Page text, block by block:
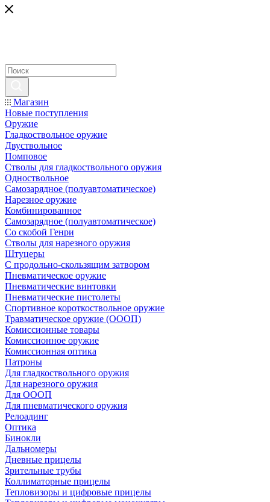
Магазин
Новые поступления
Оружие
Гладкоствольное оружие
Двуствольное
Помповое
Стволы для гладкоствольного оружия
Одноствольное
Самозарядное (полуавтоматическое)
Нарезное оружие
Комбинированное
Самозарядное (полуавтоматическое)
Со скобой Генри
Стволы для нарезного оружия
Штуцеры
С продольно-скользящим затвором
Пневматическое оружие
Пневматические винтовки
Пневматические пистолеты
Спортивное короткоствольное оружие
Травматическое оружие (ОООП)
Комиссионные товары
Комиссионное оружие
Комиссионная оптика
Патроны
Для гладкоствольного оружия
Для нарезного оружия
Для ОООП
Для пневматического оружия
Релоадинг
Оптика
Бинокли
Дальномеры
Дневные прицелы
Зрительные трубы
Коллиматорные прицелы
Тепловизоры и цифровые прицелы